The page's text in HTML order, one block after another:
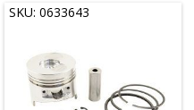
SKU: 0633643